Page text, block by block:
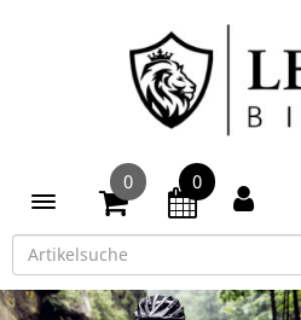
Toggle navigation
0 0